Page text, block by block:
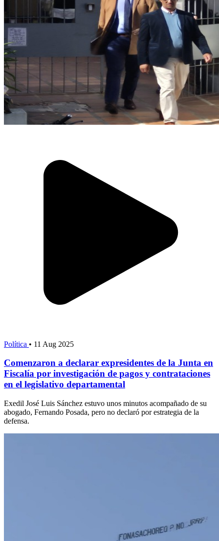
Política • 11 Aug 2025
Comenzaron a declarar expresidentes de la Junta en
Fiscalía por investigación de pagos y contrataciones
en el legislativo departamental
Exedil José Luis Sánchez estuvo unos minutos acompañado de su
abogado, Fernando Posada, pero no declaró por estrategia de la
defensa.